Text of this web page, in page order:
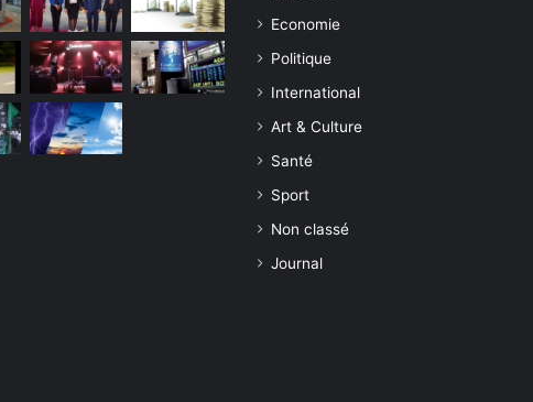
Economie
Politique
International
Art & Culture
Santé
Sport
Non classé
Journal